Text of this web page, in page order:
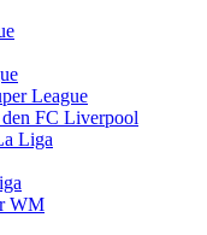
League
FC Liverpool
Liga
WM